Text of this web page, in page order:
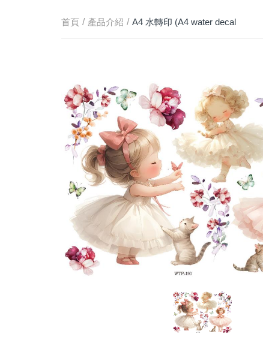
首頁 產品介紹
A4 水轉印 (A4 water decal